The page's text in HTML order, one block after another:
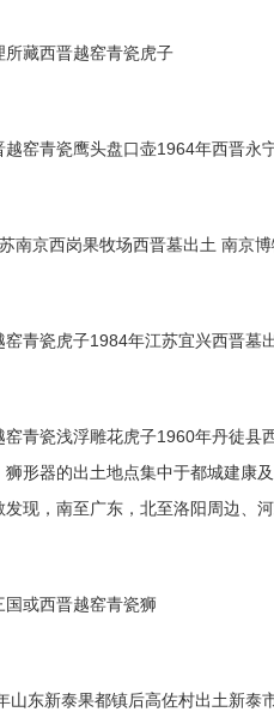
藏西晋越窑青瓷虎子
窑青瓷鹰头盘口壶1964年西晋永
南京西岗果牧场西晋墓出土 南京
青瓷虎子1984年江苏宜兴西晋墓
窑青瓷浅浮雕花虎子1960年丹徒
形器的出土地点集中于都城建康
现，南至广东，北至洛阳周边、河
或西晋越窑青瓷狮
山东新泰果都镇后高佐村出土新泰